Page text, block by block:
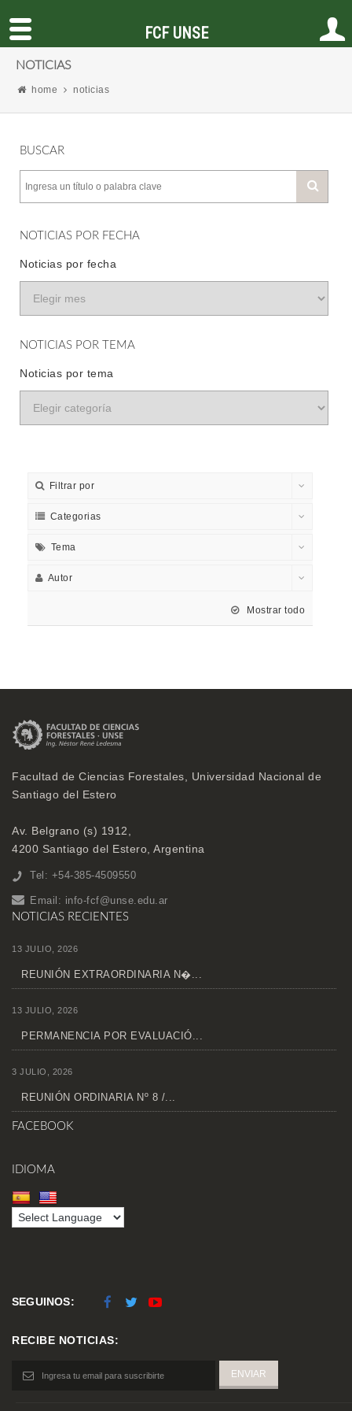
NOTICIAS
home noticias
BUSCAR
NOTICIAS POR FECHA
Noticias por fecha
NOTICIAS POR TEMA
Noticias por tema
Filtrar por
Categorias
Tema
Autor
Mostrar todo
Facultad de Ciencias Forestales, Universidad Nacional de
Santiago del Estero
Av. Belgrano (s) 1912,
4200 Santiago del Estero, Argentina
Tel: +54-385-4509550
Email: info-fcf@unse.edu.ar
NOTICIAS RECIENTES
13 JULIO, 2026
REUNIÓN EXTRAORDINARIA N�...
13 JULIO, 2026
PERMANENCIA POR EVALUACIÓ...
3 JULIO, 2026
REUNIÓN ORDINARIA Nº 8 /...
FACEBOOK
IDIOMA
SEGUINOS:
RECIBE NOTICIAS:
FCF UNSE